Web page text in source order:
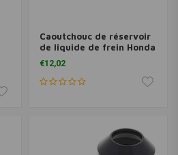
Caoutchouc de réservoir
de liquide de frein Honda
CB RVD-103
€12,02